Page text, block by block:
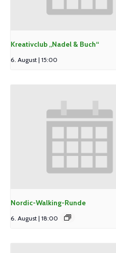
Kreativclub „Nadel & Buch“
6. August | 15:00
Nordic-Walking-Runde
6. August | 18:00